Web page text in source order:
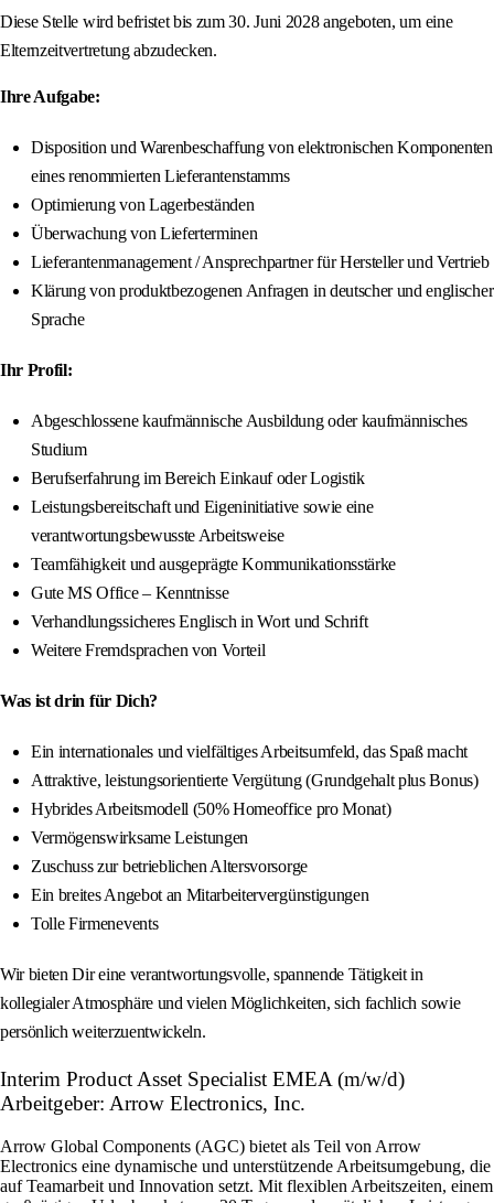
Diese Stelle wird befristet bis zum 30. Juni 2028 angeboten, um eine
Elternzeitvertretung abzudecken.
Ihre Aufgabe:
Disposition und Warenbeschaffung von elektronischen Komponenten
eines renommierten Lieferantenstamms
Optimierung von Lagerbeständen
Überwachung von Lieferterminen
Lieferantenmanagement / Ansprechpartner für Hersteller und Vertrieb
Klärung von produktbezogenen Anfragen in deutscher und englischer
Sprache
Ihr Profil:
Abgeschlossene kaufmännische Ausbildung oder kaufmännisches
Studium
Berufserfahrung im Bereich Einkauf oder Logistik
Leistungsbereitschaft und Eigeninitiative sowie eine
verantwortungsbewusste Arbeitsweise
Teamfähigkeit und ausgeprägte Kommunikationsstärke
Gute MS Office – Kenntnisse
Verhandlungssicheres Englisch in Wort und Schrift
Weitere Fremdsprachen von Vorteil
Was ist drin für Dich?
Ein internationales und vielfältiges Arbeitsumfeld, das Spaß macht
Attraktive, leistungsorientierte Vergütung (Grundgehalt plus Bonus)
Hybrides Arbeitsmodell (50% Homeoffice pro Monat)
Vermögenswirksame Leistungen
Zuschuss zur betrieblichen Altersvorsorge
Ein breites Angebot an Mitarbeitervergünstigungen
Tolle Firmenevents
Wir bieten Dir eine verantwortungsvolle, spannende Tätigkeit in
kollegialer Atmosphäre und vielen Möglichkeiten, sich fachlich sowie
persönlich weiterzuentwickeln.
Interim Product Asset Specialist EMEA (m/w/d)
Arbeitgeber: Arrow Electronics, Inc.
Arrow Global Components (AGC) bietet als Teil von Arrow
Electronics eine dynamische und unterstützende Arbeitsumgebung, die
auf Teamarbeit und Innovation setzt. Mit flexiblen Arbeitszeiten, einem